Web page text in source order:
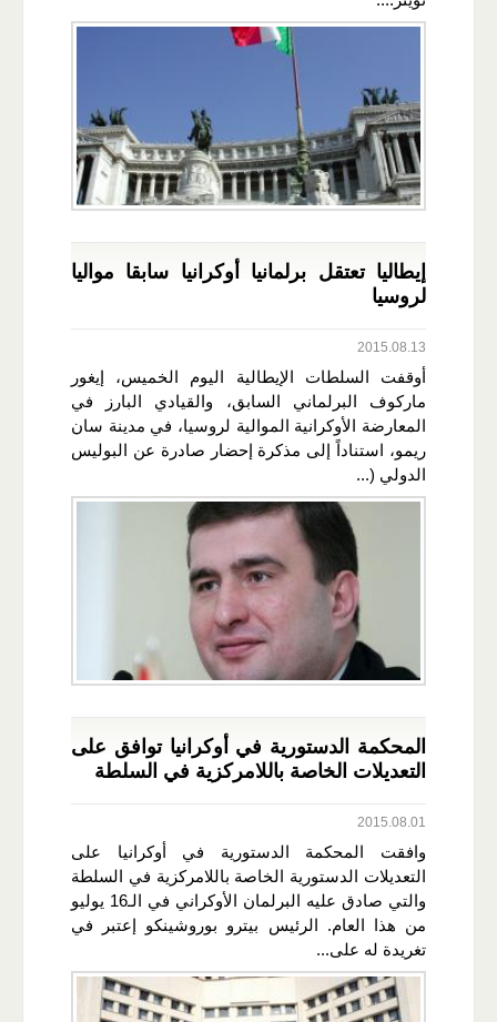
إيطاليا تعتقل برلمانيا أوكرانيا سابقا مواليا
لروسيا
2015.08.13
أوقفت السلطات الإيطالية اليوم الخميس، إيغور
ماركوف البرلماني السابق، والقيادي البارز في
المعارضة الأوكرانية الموالية لروسيا، في مدينة سان
ريمو، استناداً إلى مذكرة إحضار صادرة عن البوليس
الدولي (...
المحكمة الدستورية في أوكرانيا توافق على
التعديلات الخاصة باللامركزية في السلطة
2015.08.01
وافقت المحكمة الدستورية في أوكرانيا على
التعديلات الدستورية الخاصة باللامركزية في السلطة
والتي صادق عليه البرلمان الأوكراني في الـ16 يوليو
من هذا العام. الرئيس بيترو بوروشينكو إعتبر في
تغريدة له على...